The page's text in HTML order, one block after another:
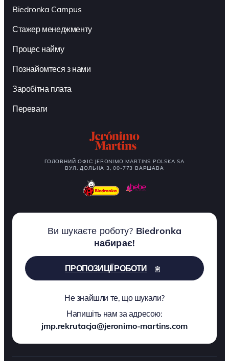
Biedronka Campus
Стажер менеджменту
Процес найму
Познайомтеся з нами
Заробітна плата
Переваги
ГОЛОВНИЙ ОФІС JERONIMO MARTINS POLSKA SA
ВУЛ. ДОЛЬНА 3, 00-773 ВАРШАВА
Ви шукаєте роботу? Biedronka
набирає!
ПРОПОЗИЦІЇ РОБОТИ
Не знайшли те, що шукали?
Напишіть нам за адресою:
jmp.rekrutacja@jeronimo-martins.com